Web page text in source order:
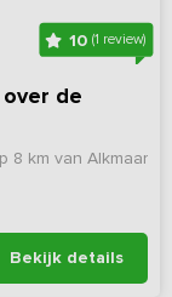
10(1 review)
de
8 km van Alkmaar
Bekijk details